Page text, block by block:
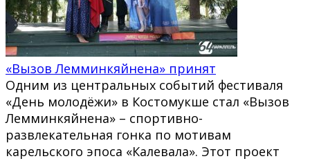
«Вызов Лемминкяйнена» принят
Одним из центральных событий фестиваля
«День молодёжи» в Костомукше стал «Вызов
Лемминкяйнена» – спортивно-
развлекательная гонка по мотивам
карельского эпоса «Калевала». Этот проект